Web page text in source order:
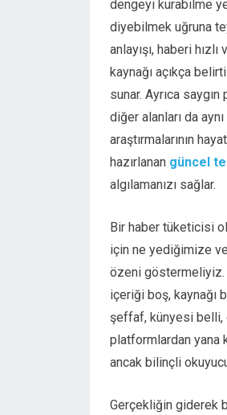
dengeyi kurabilme
diyebilmek uğruna
anlayışı, haberi
kaynağı açıkça
sunar. Ayrıca
diğer alanları da
araştırmalarının
hazırlanan güncel
algılamanızı sağlar.
Bir haber tüketicisi
için ne yediğimize
özeni göstermeliyiz.
içeriği boş, kaynağı
şeffaf, künyesi belli,
platformlardan yana
ancak bilinçli
Gerçekliğin giderek